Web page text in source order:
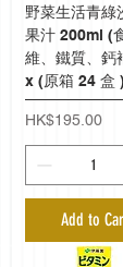
野菜生活青綠
果汁 200ml (
維、鐵質、鈣
x (原箱 24 盒
Price
HK$195.00
Add to